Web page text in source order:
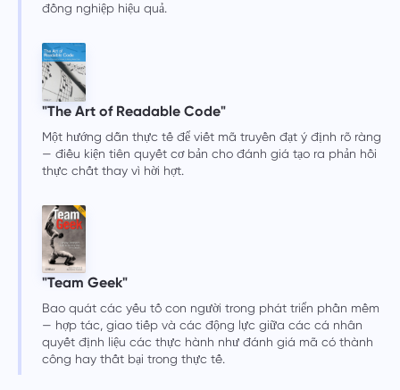
đồng nghiệp hiệu quả.
"The Art of Readable Code"
Một hướng dẫn thực tế để viết mã truyền đạt ý định rõ ràng
— điều kiện tiên quyết cơ bản cho đánh giá tạo ra phản hồi
thực chất thay vì hời hợt.
"Team Geek"
Bao quát các yếu tố con người trong phát triển phần mềm
— hợp tác, giao tiếp và các động lực giữa các cá nhân
quyết định liệu các thực hành như đánh giá mã có thành
công hay thất bại trong thực tế.